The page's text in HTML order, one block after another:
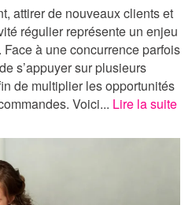
attirer de nouveaux clients et
régulier représente un enjeu
à une concurrence parfois
s’appuyer sur plusieurs
de multiplier les opportunités
Voici... Lire la suite